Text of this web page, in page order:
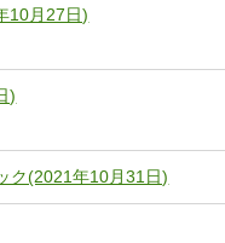
10月27日)
)
ク(2021年10月31日)